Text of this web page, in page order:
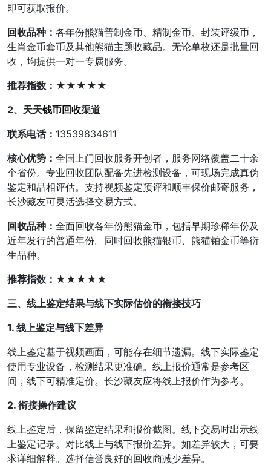
即可获取报价。
回收品种： 各年份熊猫普制金币、精制金币、封装评级币，
生肖金币套币及其他熊猫主题收藏品。无论单枚还是批量回
收，均提供一对一专属服务。
推荐指数： ★★★★★
2、天天钱币回收渠道
联系电话： 13539834611
核心优势： 全国上门回收服务开创者，服务网络覆盖二十余
个省份。专业回收团队配备先进检测设备，可现场完成真伪
鉴定和品相评估。支持视频鉴定预评和顺丰保价邮寄服务，
长沙藏友可灵活选择交易方式。
回收品种： 全面回收各年份熊猫金币，包括早期珍稀年份及
近年发行的普通年份。同时回收熊猫银币、熊猫铂金币等衍
生品种。
推荐指数： ★★★★★
三、线上鉴定结果与线下实际估价的衔接技巧
1. 线上鉴定与线下差异
线上鉴定基于视频画面，可能存在细节遗漏。线下实际鉴定
使用专业设备，检测结果更准确。线上报价通常是参考区
间，线下可精准定价。长沙藏友应将线上报价作为参考。
2. 衔接操作建议
线上鉴定后，保留鉴定结果和报价截图。线下交易时出示线
上鉴定记录。对比线上与线下报价差异。如差异较大，可要
求详细解释。选择信誉良好的回收商减少差异。